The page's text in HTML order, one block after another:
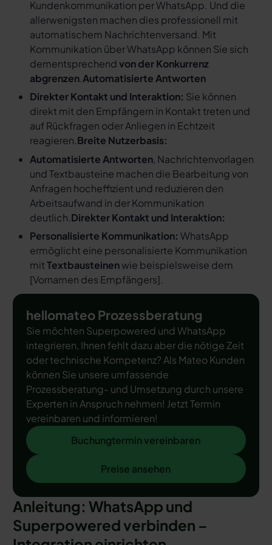
Kundenkommunikation per WhatsApp. Und die
allerwenigsten machen dies professionell mit
automatischem Nachrichtenversand. Mit
Kommunikation über WhatsApp können Sie sich
dementsprechendvon der Konkurrenz
abgrenzen.Automatisierte Antworten
Direkter Kontakt und Interaktion: Sie können
direkt mit den Empfängern in Kontakt treten und
auf Rückfragen oder Anliegen in Echtzeit
reagieren.Breite Nutzerbasis:
Automatisierte Antworten, Nachrichtenvorlagen
und Textbausteine machen die Bearbeitung von
Anfragen hocheffizient und reduzieren den
Arbeitsaufwand in der Kommunikation
deutlich.Direkter Kontakt und Interaktion:
Personalisierte Kommunikation: WhatsApp
ermöglicht eine personalisierte Kommunikation
mitTextbausteinenwie beispielsweise dem
[Vornamen des Empfängers].
hellomateo Prozessberatung
Sie möchten Superpowered und WhatsApp
integrieren, Ihnen fehlt dazu aber die nötige Zeit
oder technische Kompetenz? Als Mateo Kunden
können Sie unsere umfassende
Prozessberatung- und Umsetzung durch unsere
Experten in Anspruch nehmen! Jetzt Termin
vereinbaren und informieren!
Buchungtermin vereinbaren
Buchungtermin vereinbaren
Preise ansehen
Preise ansehen
Anleitung: WhatsApp und
Superpowered verbinden –